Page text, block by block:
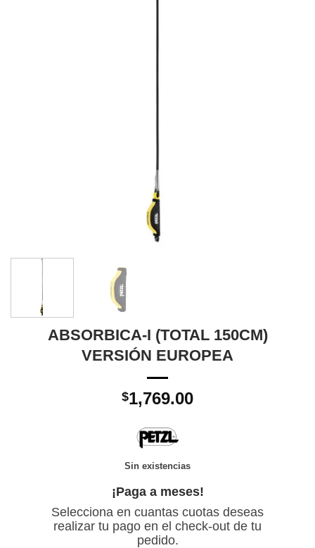
ABSORBICA-I (TOTAL 150CM)
VERSIÓN EUROPEA
$1,769.00
Sin existencias
¡Paga a meses!
Selecciona en cuantas cuotas deseas
realizar tu pago en el check-out de tu
pedido.